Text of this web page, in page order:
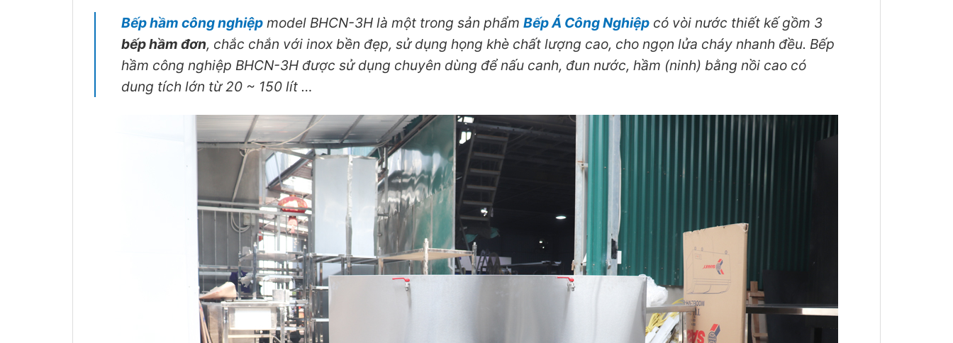
Bếp hầm công nghiệp model BHCN-3H là một trong sản phẩm Bếp Á Công Nghiệp có vòi nước thiết kế gồm 3
bếp hầm đơn, chắc chắn với inox bền đẹp, sử dụng họng khè chất lượng cao, cho ngọn lửa cháy nhanh đều. Bếp
hầm công nghiệp BHCN-3H được sử dụng chuyên dùng để nấu canh, đun nước, hầm (ninh) bằng nồi cao có
dung tích lớn từ 20 ~ 150 lít …